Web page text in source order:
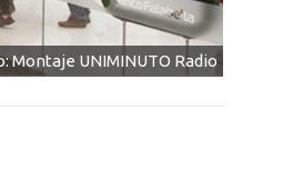
Montaje UNIMINUTO Radio